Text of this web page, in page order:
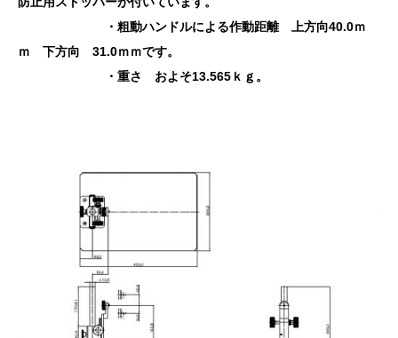
・粗動ハンドルによる作動距離 上方向40.0ｍ
ｍ 下方向 31.0ｍｍです。
・重さ およそ13.565ｋｇ。